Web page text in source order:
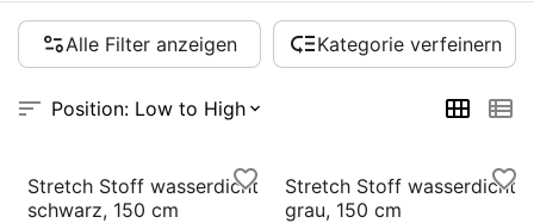
Alle Filter anzeigen Kategorie verfeinern
Position: Low to High
Stretch Stoff wasserdicht
schwarz, 150 cm
Stretch Stoff wasserdicht
grau, 150 cm